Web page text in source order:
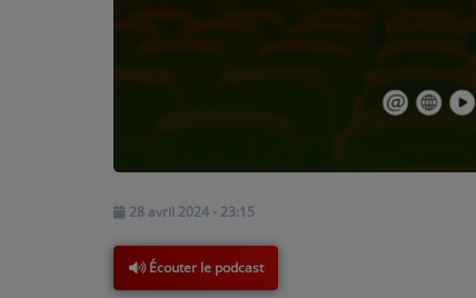
RECRUTEMENT
VENEZ DANS LE PUBLIC !
CRÉATIONS AUDIOVISUELLES
28 avril 2024 - 23:15
Écouter le podcast